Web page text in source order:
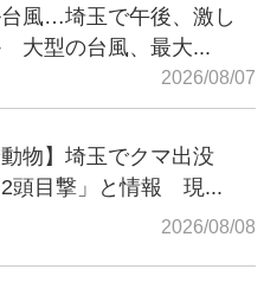
風…埼玉で午後、激し
大型の台風、最大...
2026/08/07
動物】埼玉でクマ出没
頭目撃」と情報 現...
2026/08/08